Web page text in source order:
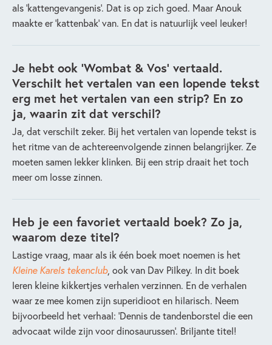
als ‘kattengevangenis’. Dat is op zich goed. Maar Anouk
maakte er ‘kattenbak’ van. En dat is natuurlijk veel leuker!
Je hebt ook 'Wombat & Vos' vertaald.
Verschilt het vertalen van een lopende tekst
erg met het vertalen van een strip? En zo
ja, waarin zit dat verschil?
Ja, dat verschilt zeker. Bij het vertalen van lopende tekst is
het ritme van de achtereenvolgende zinnen belangrijker. Ze
moeten samen lekker klinken. Bij een strip draait het toch
meer om losse zinnen.
Heb je een favoriet vertaald boek? Zo ja,
waarom deze titel?
Lastige vraag, maar als ik één boek moet noemen is het
Kleine Karels tekenclub, ook van Dav Pilkey. In dit boek
leren kleine kikkertjes verhalen verzinnen. En de verhalen
waar ze mee komen zijn superidioot en hilarisch. Neem
bijvoorbeeld het verhaal: ‘Dennis de tandenborstel die een
advocaat wilde zijn voor dinosaurussen’. Briljante titel!